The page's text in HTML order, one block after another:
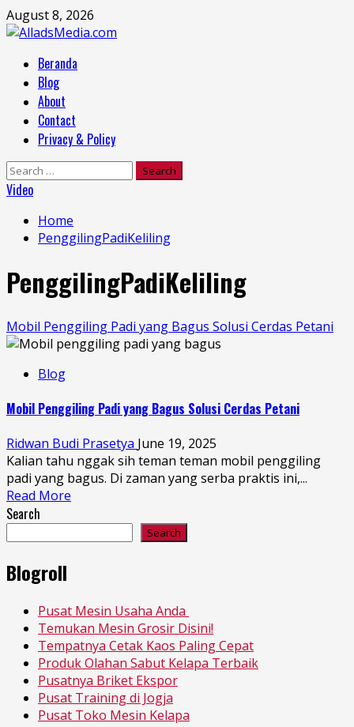
Skip
to
August 8, 2026
MenuBeranda
Blog
About
Contact
Privacy & Policy
Search
for:
Video
Home
PenggilingPadiKeliling
PenggilingPadiKeliling
Mobil Penggiling Padi yang Bagus Solusi Cerdas Petani
Blog
Mobil Penggiling Padi yang Bagus Solusi Cerdas Petani
Ridwan Budi Prasetya June 19, 2025
Kalian tahu nggak sih teman teman mobil penggiling
padi yang bagus. Di zaman yang serba praktis ini,...
Read More
Search
Search
Blogroll
Pusat Mesin Usaha Anda
Temukan Mesin Grosir Disini!
Tempatnya Cetak Kaos Paling Cepat
Produk Olahan Sabut Kelapa Terbaik
Pusatnya Briket Ekspor
Pusat Training di Jogja
Pusat Toko Mesin Kelapa